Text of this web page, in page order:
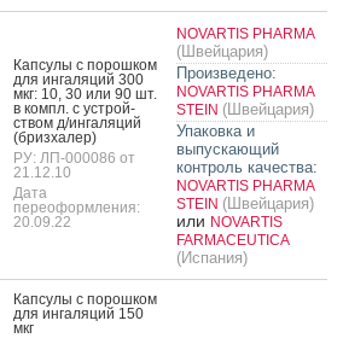
Кап­су­лы с по­рош­ком
для ин­га­ляций 300
мкг: 10, 30 или 90 шт.
в компл. с ус­трой­
ством д/ин­га­ляций
(бриз­ха­лер)
РУ: ЛП-000086 от
21.12.10
Дата
переоформления:
20.09.22
NOVARTIS PHARMA
(Швейцария)
Произведено:
NOVARTIS PHARMA
STEIN (Швейцария)
Упаковка и
выпускающий
контроль качества:
NOVARTIS PHARMA
STEIN (Швейцария)
или NOVARTIS
FARMACEUTICA
(Испания)
Кап­су­лы с по­рош­ком
для ин­га­ляций 150
мкг